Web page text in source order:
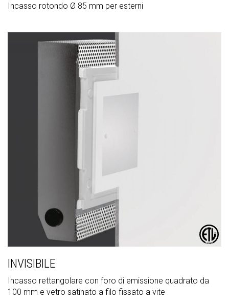
Incasso rotondo Ø 85 mm per esterni
INVISIBILE
Incasso rettangolare con foro di emissione quadrato da
100 mm e vetro satinato a filo fissato a vite